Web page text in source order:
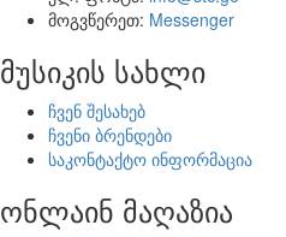
მოგვწერეთ: Messenger
მუსიკის სახლი
ჩვენ შესახებ
ჩვენი ბრენდები
საკონტაქტო ინფორმაცია
ონლაინ მაღაზია